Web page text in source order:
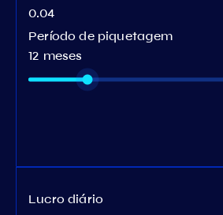
Período de piquetagem
12 meses
Lucro diário